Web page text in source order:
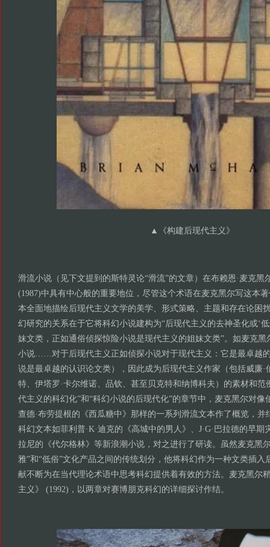
▲ 《构建后现代主义》
滑流小说（见下文提到的斯特灵论“滑流”的文章）在布赖恩·麦克黑
(1987)中具有中心般的重要地位，尽管这个术语在麦克黑尔写这本
本全面地描绘后现代主义文学的美学、形式策略、主题和存在论困
幻研究的关系在于它将科幻小说建构为“后现代主义的去神圣化或‘
妹文类，正如通俗侦探惊险小说是现代主义的姐妹文类”。如麦克黑
小说……对于后现代主义正如侦探小说对于现代主义：它是最卓越
说是最卓越的认识论文类），因此成为后现代主义作家（包括威廉·
特、伊塔罗·卡尔维诺、品钦、甚至贝克特和纳博科夫）的素材和范
代主义的科幻化”和“科幻小说的后现代化”的章节中，麦克黑尔对像
查德·布劳提根的《西瓜糖中》那样的一系列滑流文本作了概览，并
科幻文本如菲利普·K·迪克的《高城中的男人》、J·G·巴拉德的早期
拉尼的《代尔格林》等新浪潮小说，对之进行了研读。虽然麦克黑
雅”和“低俗”文化产品之间的传统划分，他将科幻作为一种文类插入
献不断为在当代理论术语中思考科幻提供着有效的方法。麦克黑尔
主义》 (1992)，以两章对赛博朋克科幻的详细探讨作结。